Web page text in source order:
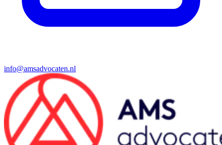
info@amsadvocaten.nl